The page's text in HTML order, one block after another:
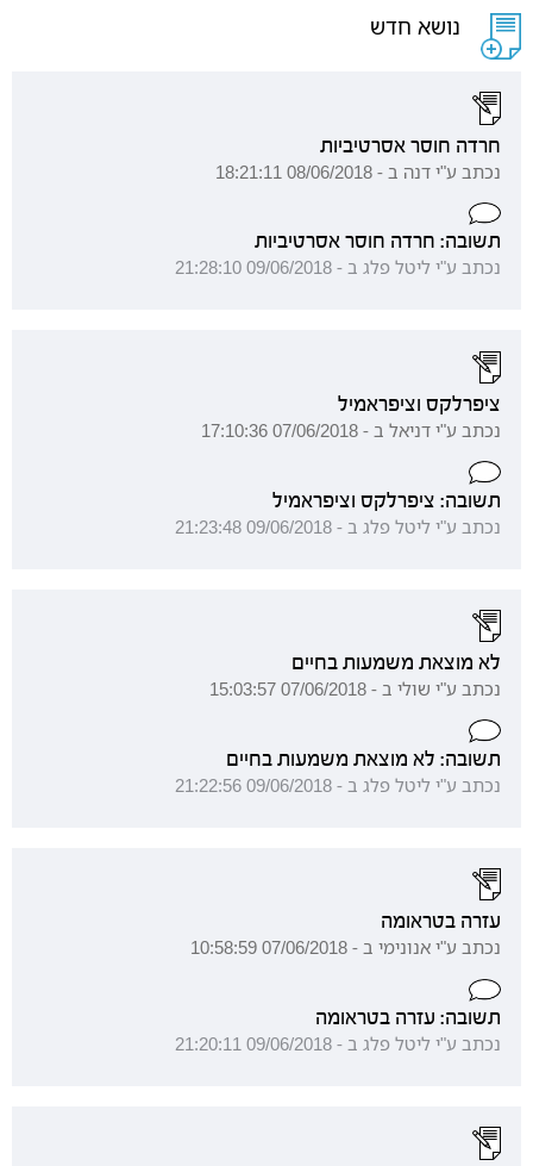
נושא חדש
חרדה חוסר אסרטיביות
נכתב ע"י דנה ב - 08/06/2018 18:21:11
תשובה: חרדה חוסר אסרטיביות
נכתב ע"י ליטל פלג ב - 09/06/2018 21:28:10
ציפרלקס וציפראמיל
נכתב ע"י דניאל ב - 07/06/2018 17:10:36
תשובה: ציפרלקס וציפראמיל
נכתב ע"י ליטל פלג ב - 09/06/2018 21:23:48
לא מוצאת משמעות בחיים
נכתב ע"י שולי ב - 07/06/2018 15:03:57
תשובה: לא מוצאת משמעות בחיים
נכתב ע"י ליטל פלג ב - 09/06/2018 21:22:56
עזרה בטראומה
נכתב ע"י אנונימי ב - 07/06/2018 10:58:59
תשובה: עזרה בטראומה
נכתב ע"י ליטל פלג ב - 09/06/2018 21:20:11